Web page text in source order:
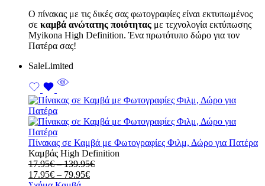
Ο πίνακας με τις δικές σας φωτογραφίες είναι εκτυπωμένος
σε καμβά ανώτατης ποιότητας με τεχνολογία εκτύπωσης
Myikona High Definition. Ένα πρωτότυπο δώρο για τον
Πατέρα σας!
SaleLimited
Πίνακας σε Καμβά με Φωτογραφίες Φιλμ, Δώρο για Πατέρα
Καμβάς High Definition
17.95€ – 139.95€Price
17.95€ – 79.95€Price